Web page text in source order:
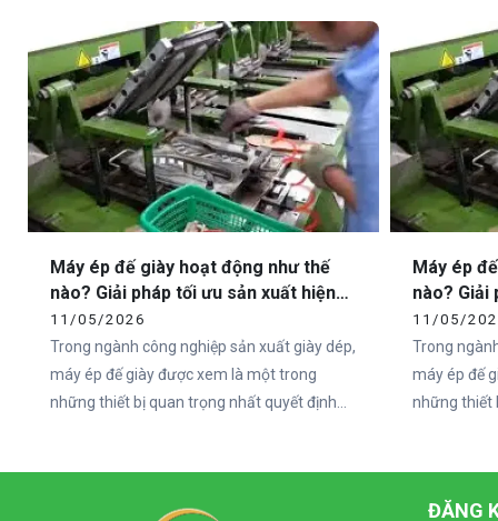
đến từ phần đế.
không nằm
ngoài, mà
Máy ép đế giày hoạt động như thế
nào? Giải pháp tối ưu sản xuất hiện
đại cùng Vietcha
11/05/2026
Trong ngành công nghiệp sản xuất giày dép,
máy ép đế giày được xem là một trong
những thiết bị quan trọng nhất quyết định
trọng vào mẫu mã mà còn đầu tư mạnh vào
Máy ép
nào? Giải
đại cùng
11/05/
Trong
máy ép đế
những thiết
trọng vào
ĐĂNG